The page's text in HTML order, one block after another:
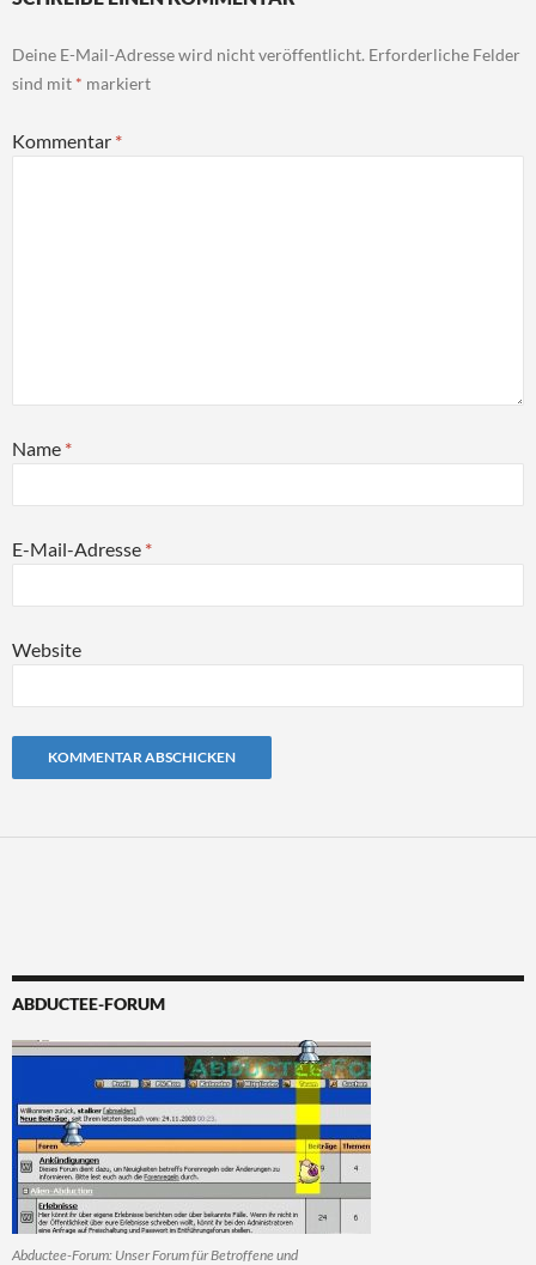
Deine E-Mail-Adresse wird nicht veröffentlicht. Erforderliche Felder
sind mit * markiert
Kommentar *
Name *
E-Mail-Adresse *
Website
ABDUCTEE-FORUM
Abductee-Forum: Unser Forum für Betroffene und